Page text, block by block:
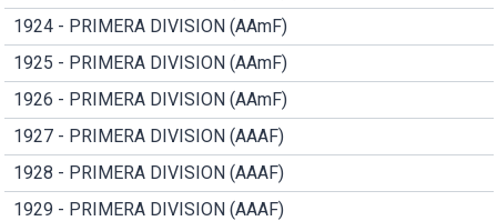
1924 - PRIMERA DIVISION (AAmF)
1925 - PRIMERA DIVISION (AAmF)
1926 - PRIMERA DIVISION (AAmF)
1927 - PRIMERA DIVISION (AAAF)
1928 - PRIMERA DIVISION (AAAF)
1929 - PRIMERA DIVISION (AAAF)